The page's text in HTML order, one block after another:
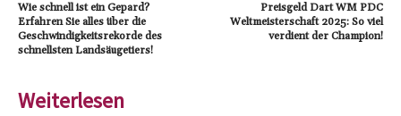
Wie schnell ist ein Gepard?
Erfahren Sie alles über die
Geschwindigkeitsrekorde des
schnellsten Landsäugetiers!
Preisgeld Dart WM PDC
Weltmeisterschaft 2025: So viel
verdient der Champion!
Weiterlesen